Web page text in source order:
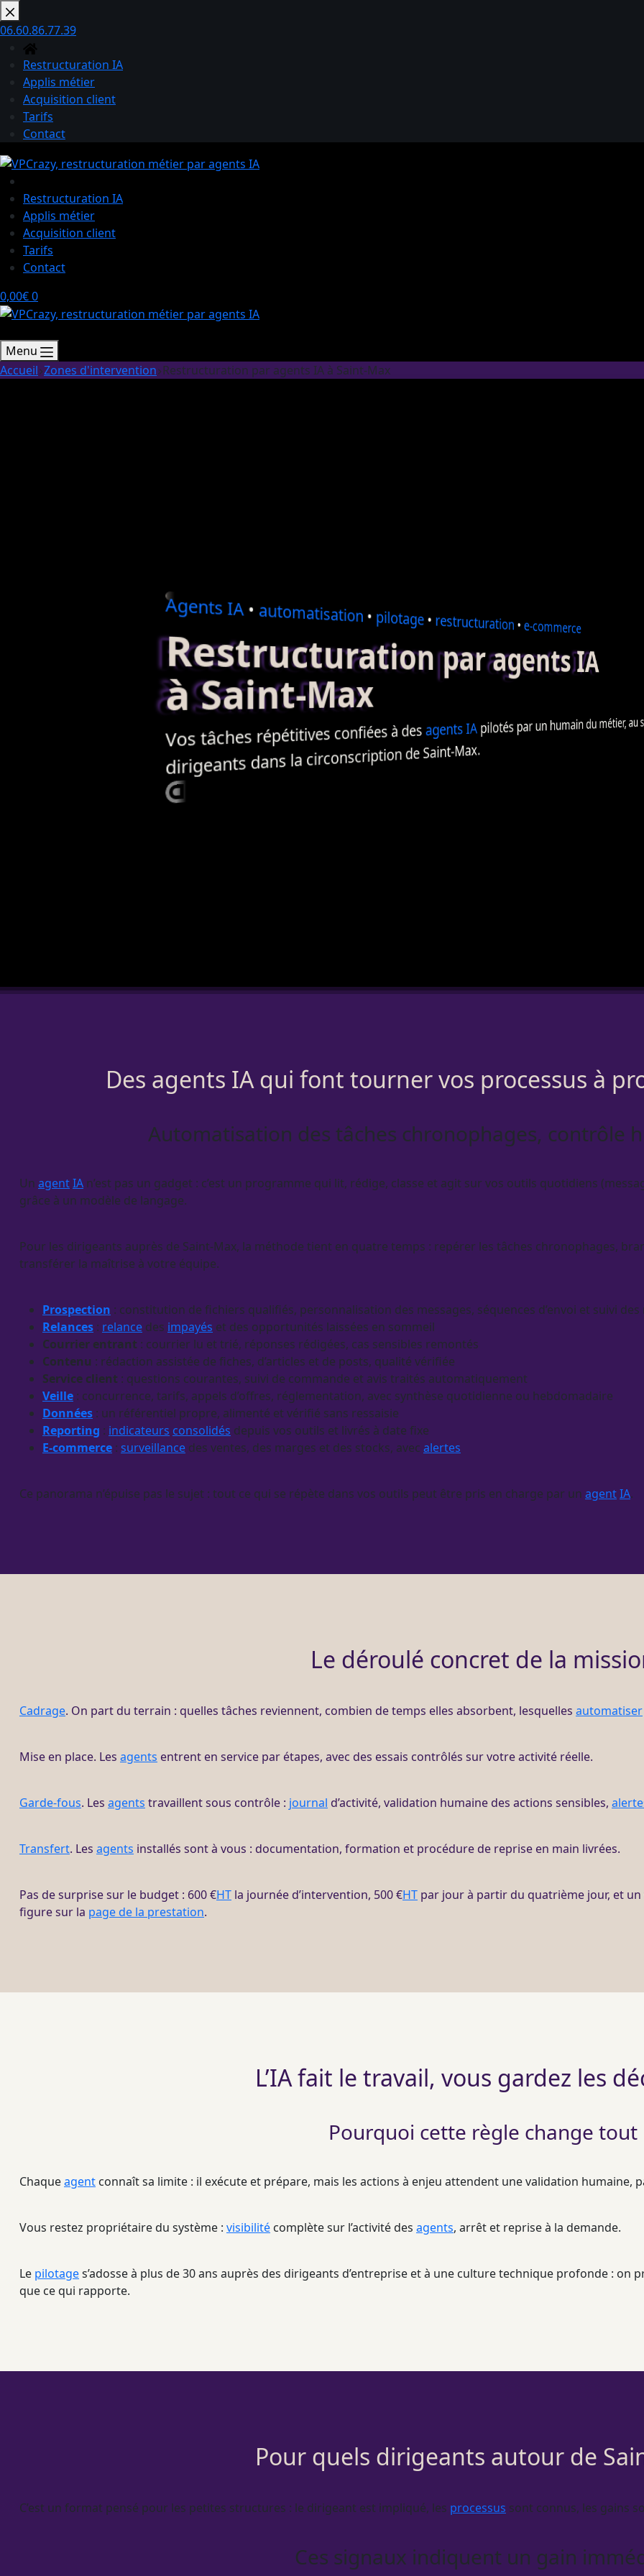
Passer
au
contenu
06.60.86.77.39
Restructuration IA
Applis métier
Acquisition client
Tarifs
Contact
Restructuration IA
Applis métier
Acquisition client
Tarifs
Contact
Panier
d’achat
0,00€0
Menu
Accueil Zones d'intervention Restructuration par agents IA à Saint-Max
AgentsIA• automatisation• pilotage• restructuration•e-commerce
Restructuration par agents IA
à Saint-Max
Vos tâches répétitives confiées à desagentsIApilotés par un humain du métier, au
dirigeants dans la circonscription de Saint-Max.
Des agents IA qui font tourner vos processus à
Automatisation des tâches chronophages, contrôle
Un agentIA n’est pas un gadget : c’est un programme qui lit, rédige, classe et agit sur vos outils quotidiens
grâce à un modèle de langage.
Pour les dirigeants auprès de Saint-Max, la méthode tient en quatre temps : repérer les tâches chronophages,
transférer la maîtrise à votre équipe.
Prospection : constitution de fichiers qualifiés, personnalisation des messages, séquences d’envoi et suivi des
Relances : relance des impayés et des opportunités laissées en sommeil
Courrier entrant : courrier lu et trié, réponses rédigées, cas sensibles remontés
Contenu : rédaction assistée de fiches, d’articles et de posts, qualité vérifiée
Service client : questions courantes, suivi de commande et avis traités automatiquement
Veille : concurrence, tarifs, appels d’offres, réglementation, avec synthèse quotidienne ou hebdomadaire
Données : un référentiel propre, alimenté et vérifié sans ressaisie
Reporting : indicateurs consolidés depuis vos outils et livrés à date fixe
E-commerce : surveillance des ventes, des marges et des stocks, avec alertes
Ce panorama n’épuise pas le sujet : tout ce qui se répète dans vos outils peut être pris en charge par un agentIA.
Le déroulé concret de la
Cadrage. On part du terrain : quelles tâches reviennent, combien de temps elles absorbent, lesquelles automatiser
Mise en place. Les agents entrent en service par étapes, avec des essais contrôlés sur votre activité réelle.
Garde-fous. Les agents travaillent sous contrôle : journal d’activité, validation humaine des actions sensibles,
Transfert. Les agents installés sont à vous : documentation, formation et procédure de reprise en main livrées.
Pas de surprise sur le budget : 600 €HT la journée d’intervention, 500 €HT par jour à partir du quatrième jour, et
figure sur la page de la prestation.
L’IA fait le travail, vous gardez les
Pourquoi cette règle change tout
Chaqueagent connaît sa limite : il exécute et prépare, mais les actions à enjeu attendent une validation humaine,
Vous restez propriétaire du système : visibilité complète sur l’activité des agents, arrêt et reprise à la demande.
Le pilotages’adosse à plus de 30 ans auprès des dirigeants d’entreprise et à une culture technique profonde : on
que ce qui rapporte.
Pour quels dirigeants autour de
C’est un format pensé pour les petites structures : le dirigeant est impliqué, les processus sont connus, les gains
Ces signaux indiquent un gain